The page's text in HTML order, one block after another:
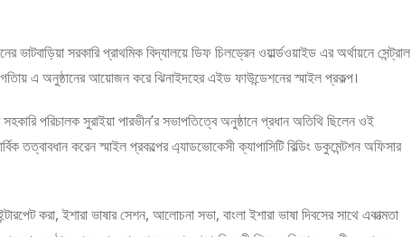
সরকারি প্রাথমিক বিদ্যালয়ে ডিফ চিলড্রেন ওয়ার্ল্ডওয়াইড এর অর্থায়নে সেন্ট্রাল
এ অনুষ্ঠানের আয়োজন করে ঝিনাইদহের এইড ফাউন্ডেশনের স্মাইল প্রকল্প।
পরিচালক সুরাইয়া পারভীন’র সভাপতিত্বে অনুষ্ঠানে প্রধান অতিথি ছিলেন ওই
তত্বাবধান করেন স্মাইল প্রকল্পের এ্যাডভোকেসী ক্যাপাসিটি বিল্ডিং ডকুমেন্টশন অফিসার
করা, ইশারা ভাষার সেশন, আলোচনা সভা, বাংলা ইশারা ভাষা দিবসের সাথে একাত্মতা